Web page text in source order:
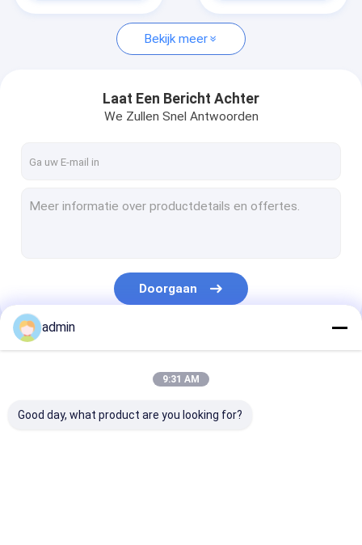
Verzoek om een Citaat
De Lijn van de banduitdrijving
Monofilament Uitdrijvingslijn
Kunstmatige Grasproductielijn
cirkelweefgetouwvervangstukken
Geteerd zeildoek die Machine maken
Bekijk meer
Laat Een Bericht Achter
We Zullen Snel Antwoorden
Doorgaan
Onze Categorieën
admin
9:31 AM
Good day, what product are you looking for?